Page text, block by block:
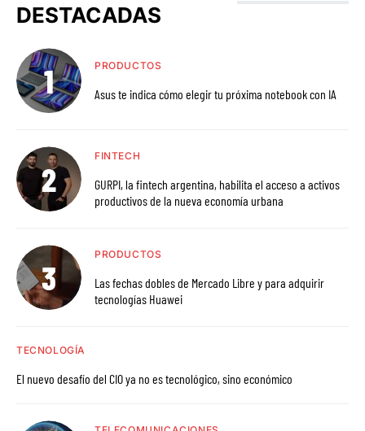
DESTACADAS
PRODUCTOS
Asus te indica cómo elegir tu próxima notebook con IA
FINTECH
GURPI, la fintech argentina, habilita el acceso a activos
productivos de la nueva economía urbana
PRODUCTOS
Las fechas dobles de Mercado Libre y para adquirir
tecnologías Huawei
TECNOLOGÍA
El nuevo desafío del CIO ya no es tecnológico, sino económico